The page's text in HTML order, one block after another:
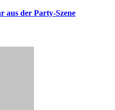
aus der Party-Szene